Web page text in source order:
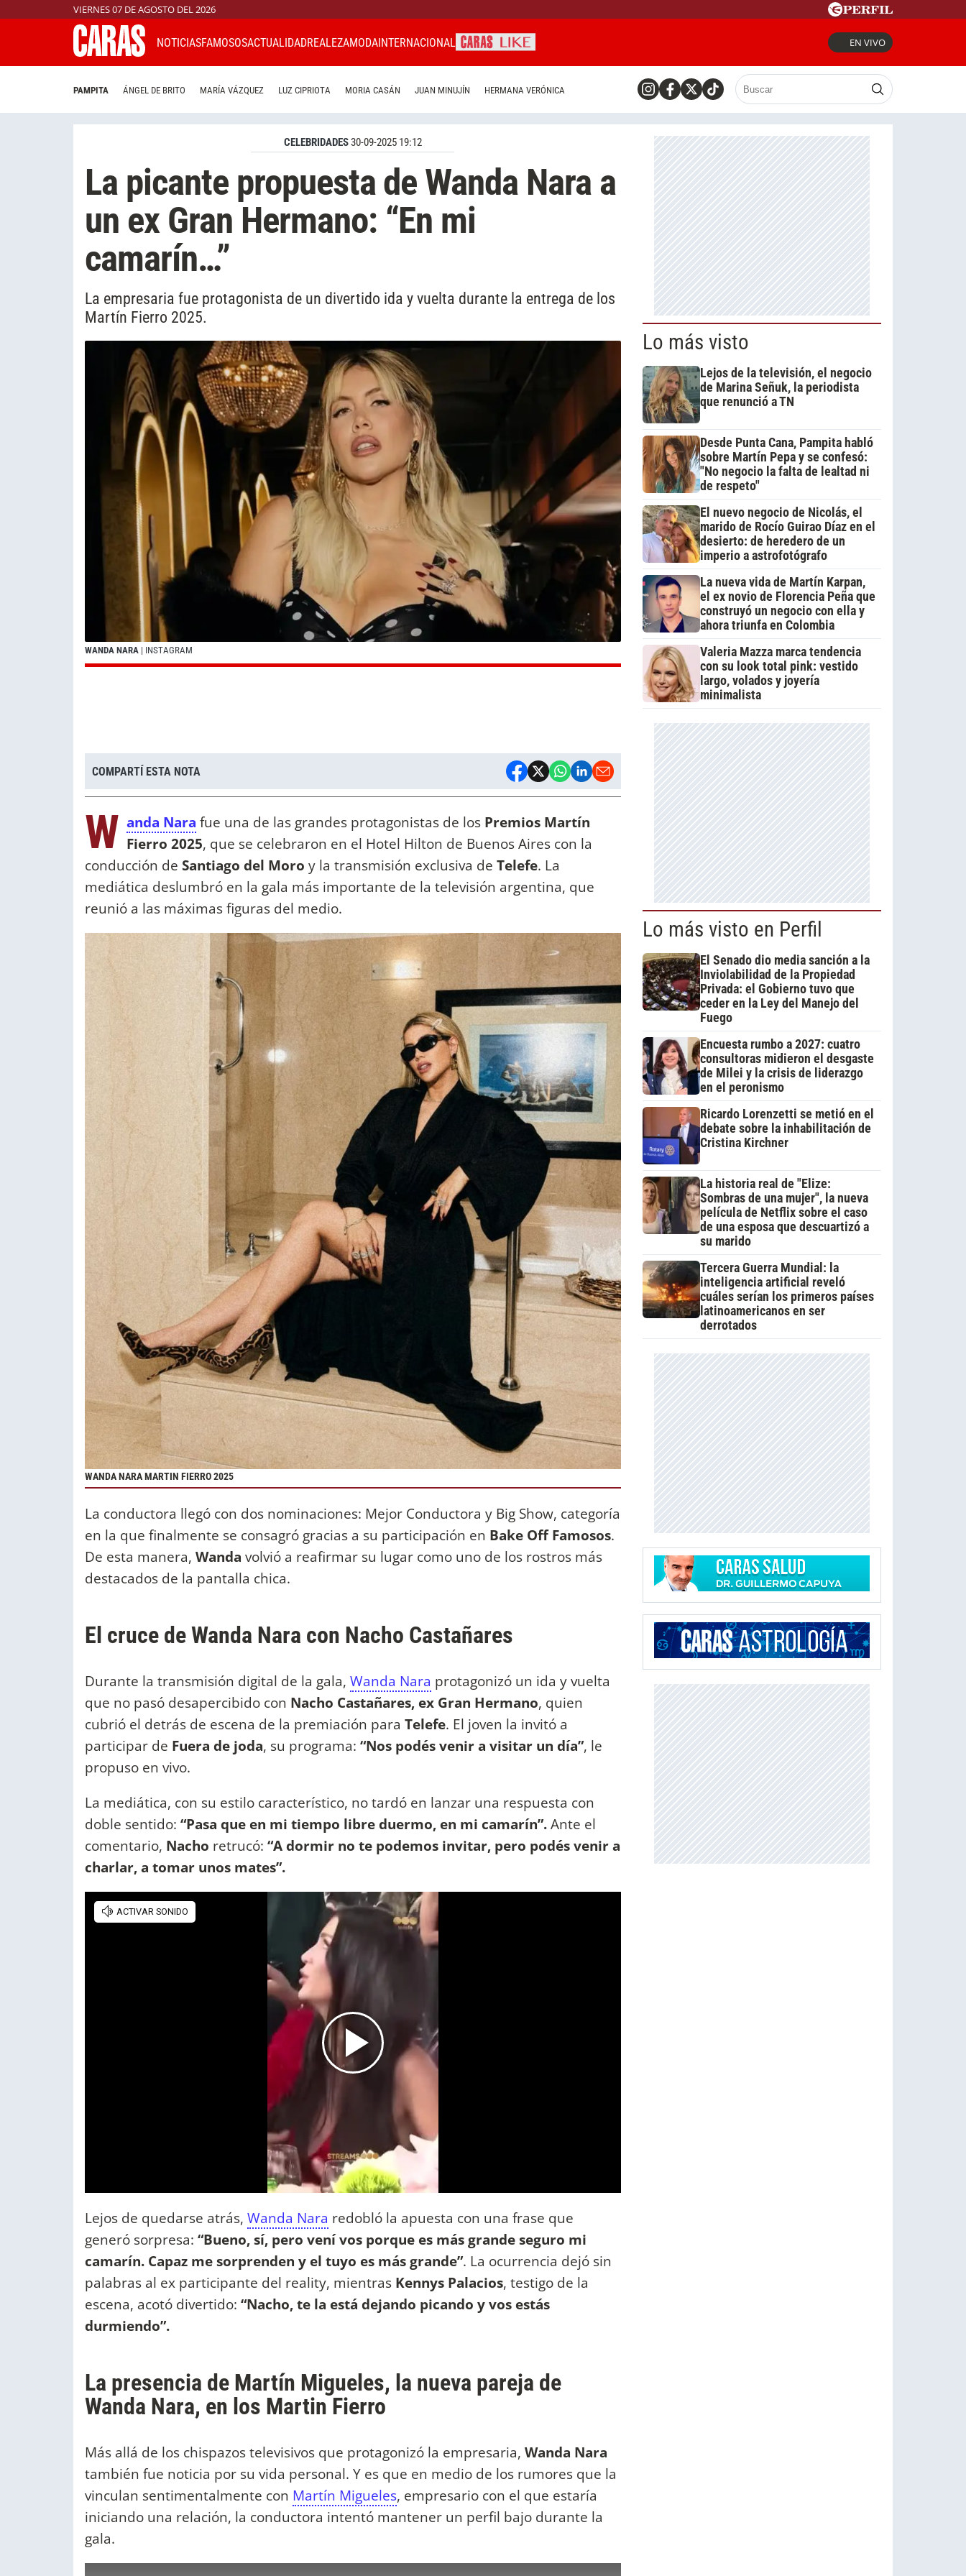
VIERNES 07 DE AGOSTO DEL 2026
NOTICIASFAMOSOSACTUALIDADREALEZAMODAINTERNACIONAL EN VIVO
PAMPITA ÁNGEL DE BRITO MARÍA VÁZQUEZ LUZ CIPRIOTA MORIA CASÁN JUAN MINUJÍN HERMANA VERÓNICA
CELEBRIDADES30-09-2025 19:12
La picante propuesta de Wanda Nara a
un ex Gran Hermano: “En mi
camarín…”
La empresaria fue protagonista de un divertido ida y vuelta durante la entrega de los
Martín Fierro 2025.
WANDA NARA | INSTAGRAM
COMPARTÍ ESTA NOTA
W anda Nara fue una de las grandes protagonistas de los Premios Martín
Fierro 2025, que se celebraron en el Hotel Hilton de Buenos Aires con la
conducción de Santiago del Moro y la transmisión exclusiva de Telefe. La
mediática deslumbró en la gala más importante de la televisión argentina, que
reunió a las máximas figuras del medio.
WANDA NARA MARTIN FIERRO 2025
La conductora llegó con dos nominaciones: Mejor Conductora y Big Show, categoría
en la que finalmente se consagró gracias a su participación en Bake Off Famosos.
De esta manera, Wanda volvió a reafirmar su lugar como uno de los rostros más
destacados de la pantalla chica.
El cruce de Wanda Nara con Nacho Castañares
Durante la transmisión digital de la gala, Wanda Nara protagonizó un ida y vuelta
que no pasó desapercibido con Nacho Castañares, ex Gran Hermano, quien
cubrió el detrás de escena de la premiación para Telefe. El joven la invitó a
participar de Fuera de joda, su programa: “Nos podés venir a visitar un día”, le
propuso en vivo.
La mediática, con su estilo característico, no tardó en lanzar una respuesta con
doble sentido: “Pasa que en mi tiempo libre duermo, en mi camarín”.Ante el
comentario, Nacho retrucó: “A dormir no te podemos invitar, pero podés venir a
charlar, a tomar unos mates”.
Lejos de quedarse atrás, Wanda Nara redobló la apuesta con una frase que
generó sorpresa: “Bueno, sí, pero vení vos porque es más grande seguro mi
camarín. Capaz me sorprenden y el tuyo es más grande”. La ocurrencia dejó sin
palabras al ex participante del reality, mientras Kennys Palacios, testigo de la
escena, acotó divertido: “Nacho, te la está dejando picando y vos estás
durmiendo”.
La presencia de Martín Migueles, la nueva pareja de
Wanda Nara, en los Martin Fierro
Más allá de los chispazos televisivos que protagonizó la empresaria, Wanda Nara
también fue noticia por su vida personal. Y es que en medio de los rumores que la
vinculan sentimentalmente con Martín Migueles, empresario con el que estaría
iniciando una relación, la conductora intentó mantener un perfil bajo durante la
gala.
Lo más visto
Lejos de la televisión, el negocio
de Marina Señuk, la periodista
que renunció a TN
Desde Punta Cana, Pampita habló
sobre Martín Pepa y se confesó:
"No negocio la falta de lealtad ni
de respeto"
El nuevo negocio de Nicolás, el
marido de Rocío Guirao Díaz en el
desierto: de heredero de un
imperio a astrofotógrafo
La nueva vida de Martín Karpan,
el ex novio de Florencia Peña que
construyó un negocio con ella y
ahora triunfa en Colombia
Valeria Mazza marca tendencia
con su look total pink: vestido
largo, volados y joyería
minimalista
Lo más visto en Perfil
El Senado dio media sanción a la
Inviolabilidad de la Propiedad
Privada: el Gobierno tuvo que
ceder en la Ley del Manejo del
Fuego
Encuesta rumbo a 2027: cuatro
consultoras midieron el desgaste
de Milei y la crisis de liderazgo
en el peronismo
Ricardo Lorenzetti se metió en el
debate sobre la inhabilitación de
Cristina Kirchner
La historia real de "Elize:
Sombras de una mujer", la nueva
película de Netflix sobre el caso
de una esposa que descuartizó a
su marido
Tercera Guerra Mundial: la
inteligencia artificial reveló
cuáles serían los primeros países
latinoamericanos en ser
derrotados